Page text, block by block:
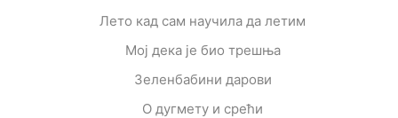
Лето кад сам научила да летим
Мој дека је био трешња
Зеленбабини дарови
О дугмету и срећи